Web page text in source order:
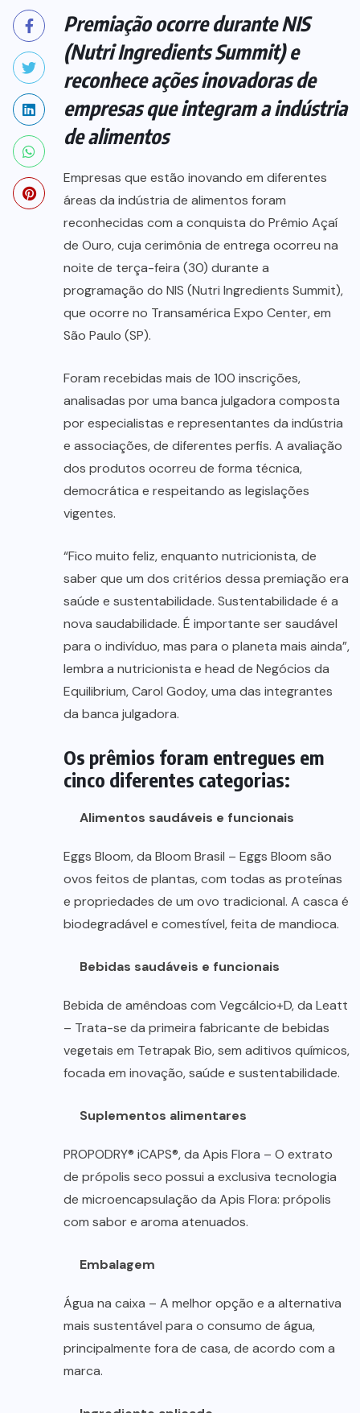
Premiação ocorre durante NIS
(Nutri Ingredients Summit) e
reconhece ações inovadoras de
empresas que integram a indústria
de alimentos
Empresas que estão inovando em diferentes
áreas da indústria de alimentos foram
reconhecidas com a conquista do Prêmio Açaí
de Ouro, cuja cerimônia de entrega ocorreu na
noite de terça-feira (30) durante a
programação do NIS (Nutri Ingredients Summit),
que ocorre no Transamérica Expo Center, em
São Paulo (SP).
Foram recebidas mais de 100 inscrições,
analisadas por uma banca julgadora composta
por especialistas e representantes da indústria
e associações, de diferentes perfis. A avaliação
dos produtos ocorreu de forma técnica,
democrática e respeitando as legislações
vigentes.
“Fico muito feliz, enquanto nutricionista, de
saber que um dos critérios dessa premiação era
saúde e sustentabilidade. Sustentabilidade é a
nova saudabilidade. É importante ser saudável
para o indivíduo, mas para o planeta mais ainda”,
lembra a nutricionista e head de Negócios da
Equilibrium, Carol Godoy, uma das integrantes
da banca julgadora.
Os prêmios foram entregues em
cinco diferentes categorias:
Alimentos saudáveis e funcionais
Eggs Bloom, da Bloom Brasil – Eggs Bloom são
ovos feitos de plantas, com todas as proteínas
e propriedades de um ovo tradicional. A casca é
biodegradável e comestível, feita de mandioca.
Bebidas saudáveis e funcionais
Bebida de amêndoas com Vegcálcio+D, da Leatt
– Trata-se da primeira fabricante de bebidas
vegetais em Tetrapak Bio, sem aditivos químicos,
focada em inovação, saúde e sustentabilidade.
Suplementos alimentares
PROPODRY® iCAPS®, da Apis Flora – O extrato
de própolis seco possui a exclusiva tecnologia
de microencapsulação da Apis Flora: própolis
com sabor e aroma atenuados.
Embalagem
Água na caixa – A melhor opção e a alternativa
mais sustentável para o consumo de água,
principalmente fora de casa, de acordo com a
marca.